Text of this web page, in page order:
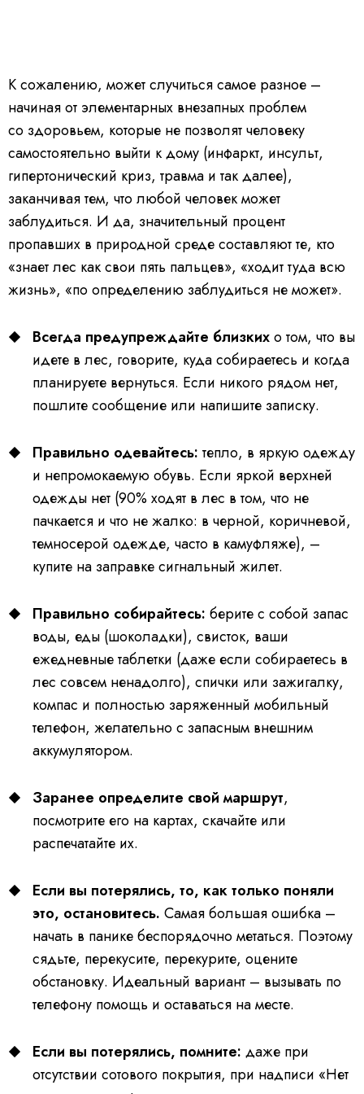
К сожалению, может случиться самое разное –
начиная от элементарных внезапных проблем
со здоровьем, которые не позволят человеку
самостоятельно выйти к дому (инфаркт, инсульт,
гипертонический криз, травма и так далее),
заканчивая тем, что любой человек может
заблудиться. И да, значительный процент
пропавших в природной среде составляют те, кто
«знает лес как свои пять пальцев», «ходит туда всю
жизнь», «по определению заблудиться не может».
Всегда предупреждайте близкихо том, что вы
идете в лес, говорите, куда собираетесь и когда
планируете вернуться. Если никого рядом нет,
пошлите сообщение или напишите записку.
Правильно одевайтесь: тепло, в яркую одежду
и непромокаемую обувь. Если яркой верхней
одежды нет (90% ходят в лес в том, что не
пачкается и что не жалко: в черной, коричневой,
темносерой одежде, часто в камуфляже), –
купите на заправке сигнальный жилет.
Правильно собирайтесь: берите с собой запас
воды, еды (шоколадки), свисток, ваши
ежедневные таблетки (даже если собираетесь в
лес совсем ненадолго), спички или зажигалку,
компас и полностью заряженный мобильный
телефон, желательно с запасным внешним
аккумулятором.
Заранее определите свой маршрут,
посмотрите его на картах, скачайте или
распечатайте их.
Если вы потерялись, то, как только поняли
это, остановитесь. Самая большая ошибка –
начать в панике беспорядочно метаться. Поэтому
сядьте, перекусите, перекурите, оцените
обстановку. Идеальный вариант – вызывать по
телефону помощь и оставаться на месте.
Если вы потерялись, помните: даже при
отсутствии сотового покрытия, при надписи «Нет